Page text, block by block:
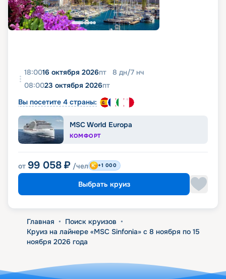
18:0016 октября 2026пт 8 дн/7 нч
08:0023 октября 2026пт
Вы посетите 4 страны:
MSC World Europa
КОМФОРТ
от 99 058 ₽ /чел +1 000
Выбрать круиз
Главная • Поиск круизов •
Круиз на лайнере «MSC Sinfonia» с 8 ноября по 15
ноября 2026 года